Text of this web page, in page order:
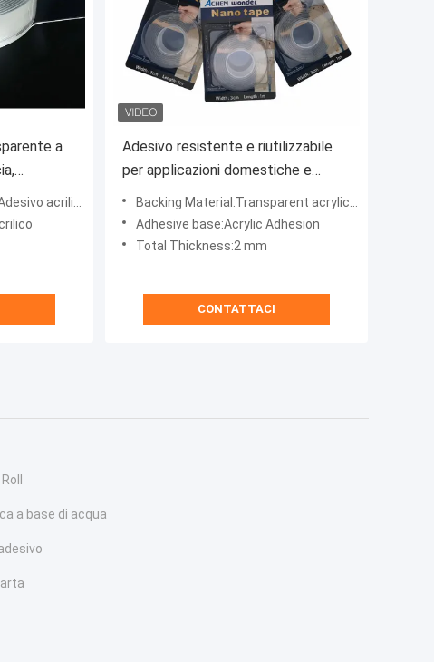
a
della schiuma
Adesivo resistente e riutilizzabile
per applicazioni domestiche e
industriali, spessore 2 mm
Backing Material:Transparent acrylic foam
Adhesive base:Acrylic Adhesion
Total Thickness:2 mm
CONTATTACI
a base di acqua